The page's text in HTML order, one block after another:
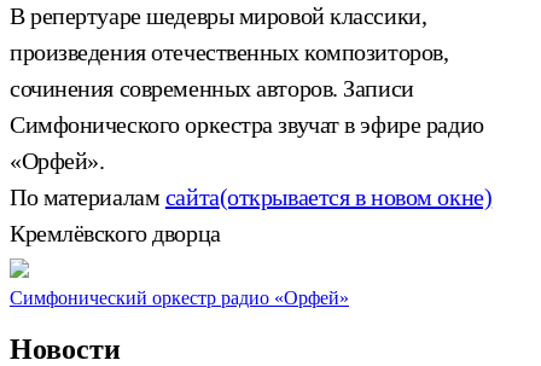
В репертуаре шедевры мировой классики,
произведения отечественных композиторов,
сочинения современных авторов. Записи
Симфонического оркестра звучат в эфире радио
«Орфей».
По материалам сайта(открывается в новом окне)
Кремлёвского дворца
Симфонический оркестр радио «Орфей»
Новости